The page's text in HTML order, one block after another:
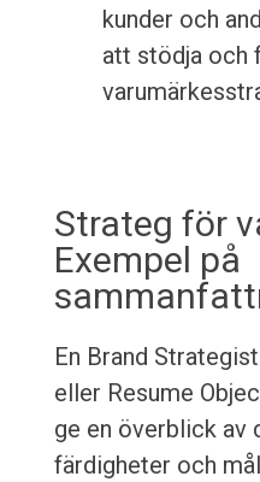
kunder och
att stödja och
Strateg för
Exempel på
En Brand
eller Resume
ge en överblick av
färdigheter och